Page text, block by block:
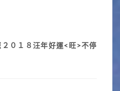
０１８汪年好運<旺>不停